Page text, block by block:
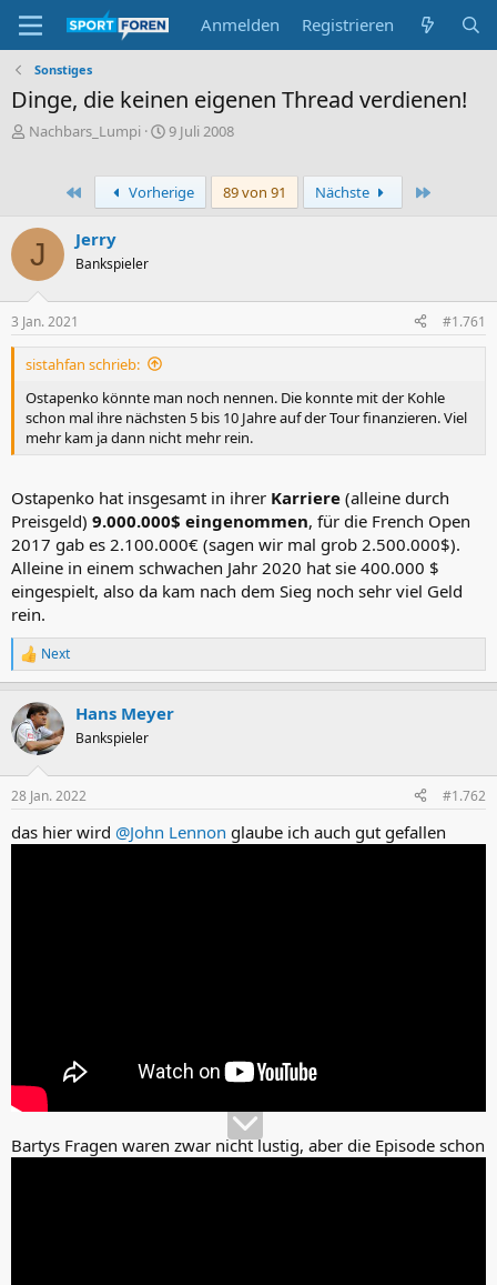
Anmelden Registrieren
Sonstiges
Dinge, die keinen eigenen Thread verdienen!
E
l
e
Nachbars_Lumpi
E
t
e
9 Juli 2008
Erste Vorherige 89 von 91 Nächste
J Jerry
Bankspieler
3 Jan. 2021 #1.761
sistahfan schrieb:
Ostapenko könnte man noch nennen. Die konnte mit der Kohle
schon mal ihre nächsten 5 bis 10 Jahre auf der Tour finanzieren. Viel
mehr kam ja dann nicht mehr rein.
Ostapenko hat insgesamt in ihrer Karriere (alleine durch
Preisgeld) 9.000.000$ eingenommen, für die French Open
2017 gab es 2.100.000€ (sagen wir mal grob 2.500.000$).
Alleine in einem schwachen Jahr 2020 hat sie 400.000 $
eingespielt, also da kam nach dem Sieg noch sehr viel Geld
rein.
R
e
k
t
i
e
:
Next
Hans Meyer
Bankspieler
28 Jan. 2022 #1.762
das hier wird @John Lennon glaube ich auch gut gefallen
Bartys Fragen waren zwar nicht lustig, aber die Episode schon